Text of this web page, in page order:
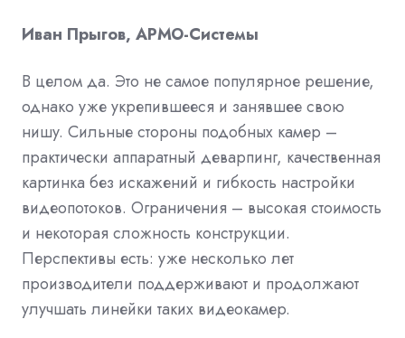
Иван Прыгов, АРМО-Системы
В целом да. Это не самое популярное решение,
однако уже укрепившееся и занявшее свою
нишу. Сильные стороны подобных камер –
практически аппаратный деварпинг, качественная
картинка без искажений и гибкость настройки
видеопотоков. Ограничения – высокая стоимость
и некоторая сложность конструкции.
Перспективы есть: уже несколько лет
производители поддерживают и продолжают
улучшать линейки таких видеокамер.